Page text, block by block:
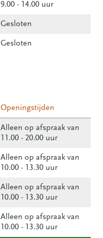
9.00 - 14.00 uur
Gesloten
Gesloten
Openingstijden
Alleen op afspraak van
11.00 - 20.00 uur
Alleen op afspraak van
10.00 - 13.30 uur
Alleen op afspraak van
10.00 - 13.30 uur
Alleen op afspraak van
10.00 - 13.30 uur